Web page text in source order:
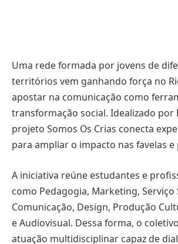
Uma rede formada por jovens de
territórios vem ganhando força no
apostar na comunicação como
transformação social. Idealizado por
projeto Somos Os Crias conecta
para ampliar o impacto nas favelas e
A iniciativa reúne estudantes e
como Pedagogia, Marketing, Serviço
Comunicação, Design, Produção
e Audiovisual. Dessa forma, o
atuação multidisciplinar capaz de